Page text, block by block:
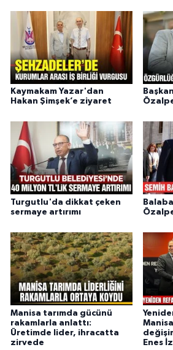
Kaymakam Yazar'dan
Hakan Şimşek’e ziyaret
Turgutlu'da dikkat çeken
sermaye artırımı
Manisa tarımda gücünü
rakamlarla anlattı:
Üretimde lider, ihracatta
zirvede
Enes